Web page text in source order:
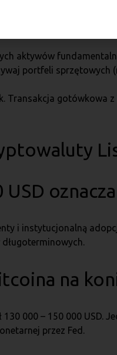
dużej inwestycji,
aktywów
portfeli sprzętowych
Transakcja gotówkowa
i instytucjonalną
na
000 – 150 000 USD.
przez Fed.